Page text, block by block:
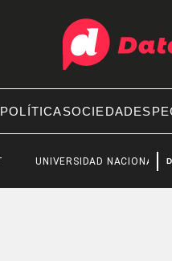
POLÍTICASOCIEDAD
UNIVERSIDAD NACIONAL DE